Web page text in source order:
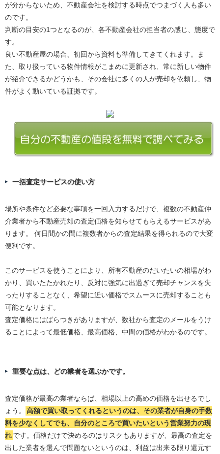
が分からないため、不動産会社を検討する時点でつまづく人も多い
のです。
判断の目安の1つとなるのが、各不動産会社の担当者の感じ、態度で
す。
良い不動産屋の場合、初回から資料も準備してきてくれます。ま
た、取り扱っている物件情報がこまめに更新され、常に新しい物件
が紹介できるかどうかも、その会社に多くの人が売却を依頼し、物
件がよく動いている証拠です。
一括査定サービスの使い方
場所や条件など必要な事項を一回入力するだけで、複数の不動産仲
介業者から不動産売却の査定価格を知らせてもらえるサービスがあ
ります。 何日間かの間に複数者からの査定結果を得られるので大変
便利です。
このサービスを使うことにより、所有不動産のだいたいの相場がわ
かり、買いたたかれたり、反対に強気に出過ぎて売却チャンスを失
ったりすることなく、希望に近い価格でスムースに売却することも
可能となります。
査定価格にはばらつきがありますが、数社から査定のメールをうけ
ることによって最低価格、最高価格、中間の価格がわかるのです。
重要な点は、どの業者を選ぶかです。
査定価格が最高の業者ならば、相場以上の高めの価格を出せるでし
ょう。
高額で買い取ってくれるというのは、その業者が自身の手数
料を少なくしてでも、自分のところで買いたいという営業努力の現
れです。価格だけで決めるのはリスクもありますが、最高の査定を
出した業者を選んで問題ないというのは、利益は出来る限り還元す